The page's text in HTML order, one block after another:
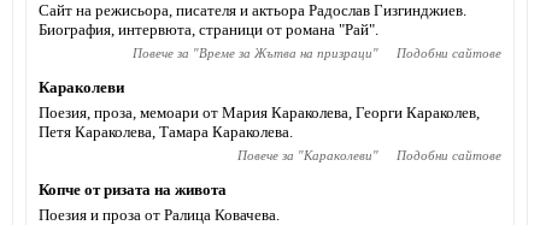
Сайт на режисьора, писателя и актьора Радослав Гизгинджиев‎.
Биография, интервюта, страници от романа "Рай".
Повече за "Време за Жътва на призраци" Подобни сайтове
Караколеви
Поезия, проза, мемоари от Мария Караколева, Георги Караколев,
Петя Караколева, Тамара Караколева.
Повече за "Караколеви" Подобни сайтове
Копче от ризата на живота
Поезия и проза от Ралица Ковачева.